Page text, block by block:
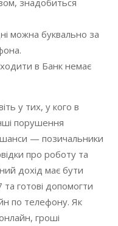
можна буквально за
в Банк немає
у тих, у кого в
порушення
— позичальники
про роботу та
дохід має бути
та готові допомогти
по телефону. Як
гроші